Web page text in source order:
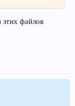
файлов